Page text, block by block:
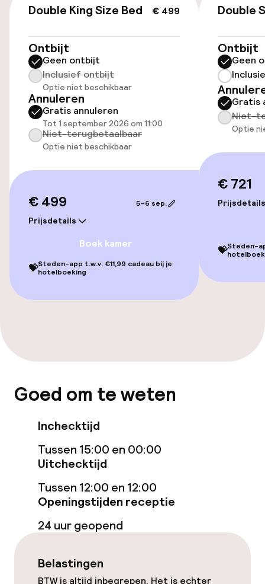
Openbaar parkeren
Toegankelijkheid
Overal rolstoeltoegankelijk
Lift
Zwemmen & wellness
Fitnessruimte / gym
Entertainment
Betaalde wifi
Schoonmaakvoorzieningen
Zakelijke faciliteiten
€ 499
Double King Size Bed
Ontbijt
Geen ontbijt
Inclusief ontbijt
Optie niet beschikbaar
Annuleren
Gratis annuleren
Tot 1 september 2026 om 11:00
Niet-terugbetaalbaar
Optie niet beschikbaar
€ 499
Prijsdetails
5–6 sep.
Boek kamer
💝Steden-app t.w.v. €11,99 cadeau bij je
hotelboeking
Double
Ontbijt
Geen
Gratis
Niet-
Optie
€ 721
Prijsdetails
💝Steden-
Goed om te weten
Inchecktijd
Tussen 15:00 en 00:00
Uitchecktijd
Tussen 12:00 en 12:00
Openingstijden receptie
24 uur geopend
Belastingen
BTW is altijd inbegrepen. Het is echter